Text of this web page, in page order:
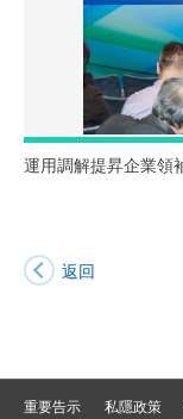
運用調解提昇企業領
返回
重要告示 私隱政策